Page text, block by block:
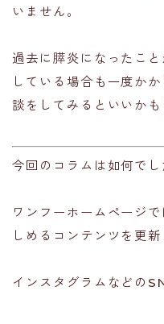
いません。
過去に膵炎になったこ
している場合も一度か
談をしてみるといいかも
今回のコラムは如何でし
ワンフーホームページ
しめるコンテンツを更新
インスタグラムなどの